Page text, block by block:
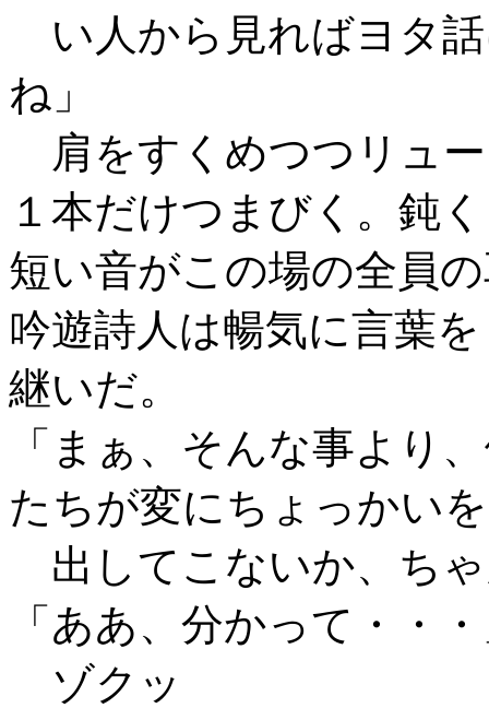
い人から見ればヨタ
ね」
肩をすくめつつリュ
１本だけつまびく。鈍く
短い音がこの場の全員
吟遊詩人は暢気に言葉を
継いだ。
「まぁ、そんな事より
たちが変にちょっかいを
出してこないか、ち
「ああ、分かって・・
ゾクッ